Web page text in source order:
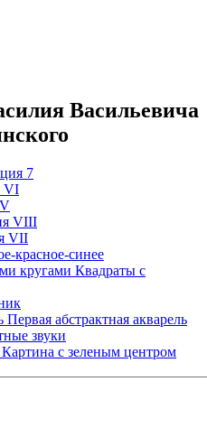
Васильевича
7
VI
VIII
VII
красное-синее
Квадраты с
Первая абстрактная акварель
звуки
Картина с зеленым центром